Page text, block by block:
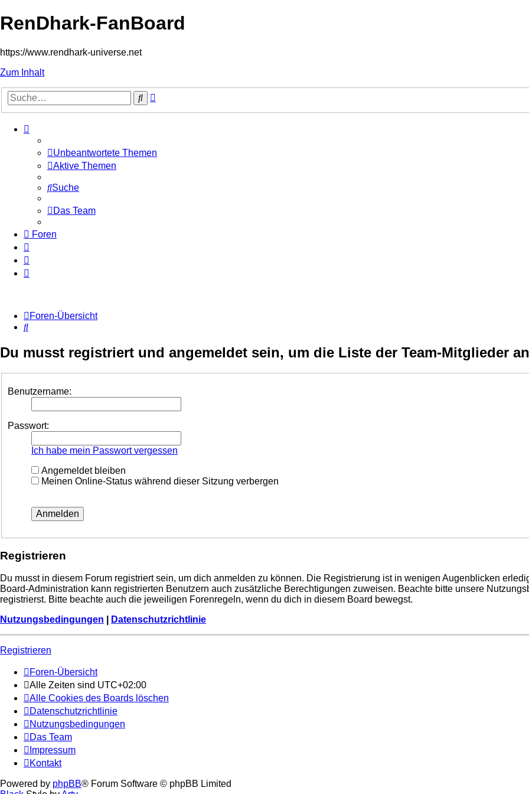
RenDhark-FanBoard
https://www.rendhark-universe.net
Zum Inhalt
Suche
Unbeantwortete Themen
Aktive Themen
Suche
Das Team
Foren
Foren-Übersicht
Suche
Du musst registriert und angemeldet sein, um die Liste der Team-Mitglieder
Benutzername:
Passwort:
Ich habe mein Passwort vergessen
Angemeldet bleiben
Meinen Online-Status während dieser Sitzung verbergen
Registrieren
Du musst in diesem Forum registriert sein, um dich anmelden zu können. Die Registrierung ist in wenigen Augenblicken
Board-Administration kann registrierten Benutzern auch zusätzliche Berechtigungen zuweisen. Beachte bitte unsere
registrierst. Bitte beachte auch die jeweiligen Forenregeln, wenn du dich in diesem Board bewegst.
Nutzungsbedingungen
Datenschutzrichtlinie
Registrieren
Foren-Übersicht
Alle Zeiten sind UTC+02:00
Alle Cookies des Boards löschen
Datenschutzrichtlinie
Nutzungsbedingungen
Das Team
Impressum
Kontakt
Powered by phpBB® Forum Software © phpBB Limited